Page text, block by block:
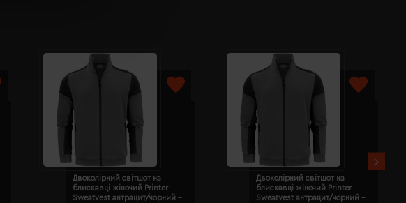
Двоколірний світшот на
блискавці жіночий Printer
Sweatvest антрацит/чорний -
Двоколірний світшот на
блискавці жіночий Printer
Sweatvest антрацит/чорний -